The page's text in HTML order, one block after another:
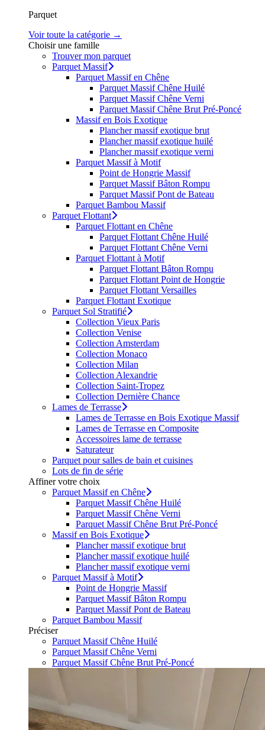
Parquet
Voir toute la catégorie →
Choisir une famille
Trouver mon parquet
Parquet Massif
Parquet Massif en Chêne
Parquet Massif Chêne Huilé
Parquet Massif Chêne Verni
Parquet Massif Chêne Brut Pré-Poncé
Massif en Bois Exotique
Plancher massif exotique brut
Plancher massif exotique huilé
Plancher massif exotique verni
Parquet Massif à Motif
Point de Hongrie Massif
Parquet Massif Bâton Rompu
Parquet Massif Pont de Bateau
Parquet Bambou Massif
Parquet Flottant
Parquet Flottant en Chêne
Parquet Flottant Chêne Huilé
Parquet Flottant Chêne Verni
Parquet Flottant à Motif
Parquet Flottant Bâton Rompu
Parquet Flottant Point de Hongrie
Parquet Flottant Versailles
Parquet Flottant Exotique
Parquet Sol Stratifié
Collection Vieux Paris
Collection Venise
Collection Amsterdam
Collection Monaco
Collection Milan
Collection Alexandrie
Collection Saint-Tropez
Collection Dernière Chance
Lames de Terrasse
Lames de Terrasse en Bois Exotique Massif
Lames de Terrasse en Composite
Accessoires lame de terrasse
Saturateur
Parquet pour salles de bain et cuisines
Lots de fin de série
Affiner votre choix
Parquet Massif en Chêne
Parquet Massif Chêne Huilé
Parquet Massif Chêne Verni
Parquet Massif Chêne Brut Pré-Poncé
Massif en Bois Exotique
Plancher massif exotique brut
Plancher massif exotique huilé
Plancher massif exotique verni
Parquet Massif à Motif
Point de Hongrie Massif
Parquet Massif Bâton Rompu
Parquet Massif Pont de Bateau
Parquet Bambou Massif
Préciser
Parquet Massif Chêne Huilé
Parquet Massif Chêne Verni
Parquet Massif Chêne Brut Pré-Poncé